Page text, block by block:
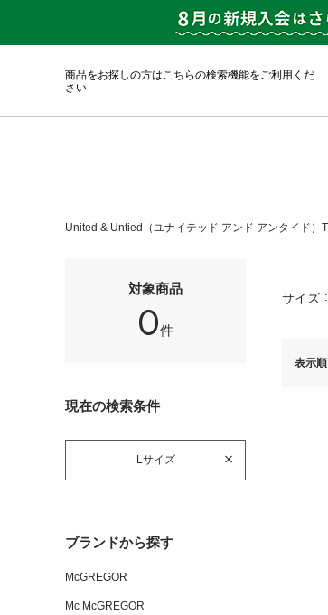
商品をお探しの方はこちらの検索機能をご利用くだ
さい
United & Untied（ユナイテッド アンド アンタイド）
対象商品
0件
現在の検索条件
Lサイズ
ブランドから探す
McGREGOR
Mc McGREGOR
サイズ
表示順